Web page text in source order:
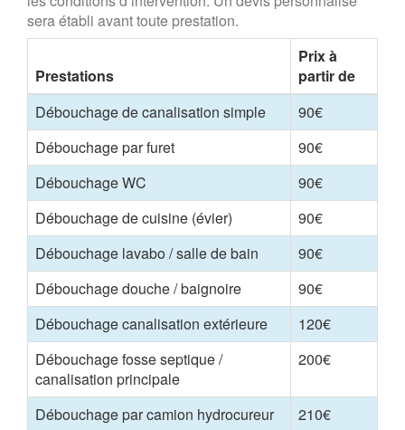
sera établi avant toute prestation.
Prestations
Prix à
partir de
Débouchage de canalisation simple
90€
Débouchage par furet
90€
Débouchage WC
90€
Débouchage de cuisine (évier)
90€
Débouchage lavabo / salle de bain
90€
Débouchage douche / baignoire
90€
Débouchage canalisation extérieure
120€
Débouchage fosse septique /
canalisation principale
200€
Débouchage par camion hydrocureur
210€